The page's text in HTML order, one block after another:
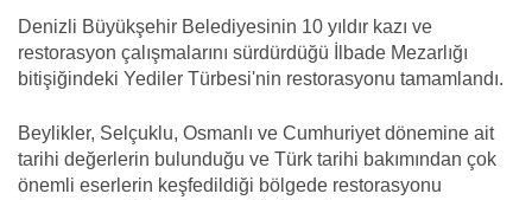
Denizli Büyükşehir Belediyesinin 10 yıldır kazı ve
restorasyon çalışmalarını sürdürdüğü İlbade Mezarlığı
bitişiğindeki Yediler Türbesi'nin restorasyonu tamamlandı.
Beylikler, Selçuklu, Osmanlı ve Cumhuriyet dönemine ait
tarihi değerlerin bulunduğu ve Türk tarihi bakımından çok
önemli eserlerin keşfedildiği bölgede restorasyonu